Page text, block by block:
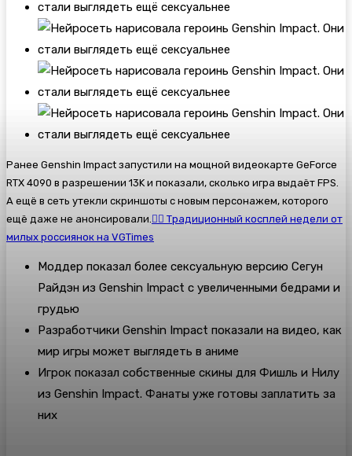
Ранее Genshin Impact запустили на мощной видеокарте GeForce
RTX 4090 в разрешении 13K и показали, сколько игра выдаёт FPS.
А ещё в сеть утекли скриншоты с новым персонажем, которого
ещё даже не анонсировали. 👯‍♀️ Традиционный косплей недели от
милых россиянок на VGTimes
Моддер показал более сексуальную версию Сегун
Райдэн из Genshin Impact с увеличенными бедрами и
грудью
Разработчики Genshin Impact показали на видео, как
мир игры может выглядеть в аниме
Игрок показал собственные скины для Фишль и Нилу
из Genshin Impact. Фанаты уже готовы заплатить за
них